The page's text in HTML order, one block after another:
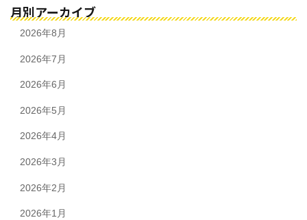
月別アーカイブ
2026年8月
2026年7月
2026年6月
2026年5月
2026年4月
2026年3月
2026年2月
2026年1月